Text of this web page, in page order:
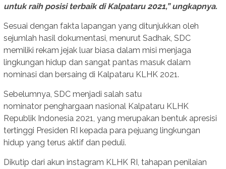
untuk raih posisi terbaik di Kalpataru 2021,” ungkapnya.
Sesuai dengan fakta lapangan yang ditunjukkan oleh
sejumlah hasil dokumentasi, menurut Sadhak, SDC
memiliki rekam jejak luar biasa dalam misi menjaga
lingkungan hidup dan sangat pantas masuk dalam
nominasi dan bersaing di Kalpataru KLHK 2021.
Sebelumnya, SDC menjadi salah satu
nominator penghargaan nasional Kalpataru KLHK
Republik Indonesia 2021, yang merupakan bentuk apresisi
tertinggi Presiden RI kepada para pejuang lingkungan
hidup yang terus aktif dan peduli.
Dikutip dari akun instagram KLHK RI, tahapan penilaian